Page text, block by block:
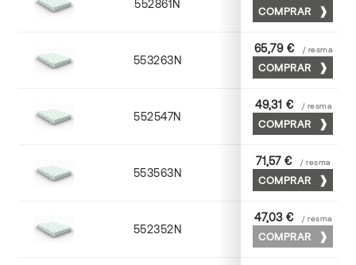
552861N 63 x 88
COMPRAR
553263N 63 x 88
65,79 € / resma
COMPRAR
552547N 45 x 64
49,31 € / resma
COMPRAR
553563N 63 x 88
71,57 € / resma
COMPRAR
552352N 52 x 70
47,03 € / resma
COMPRAR